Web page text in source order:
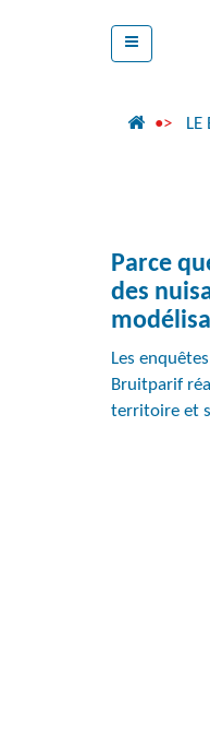
LE
Parce
des
Les
Bruitparif
territoire et